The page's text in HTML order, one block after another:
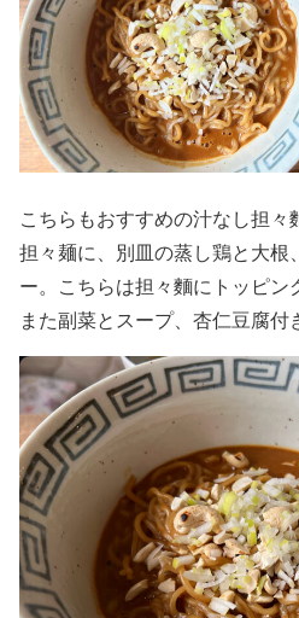
こちらもおすすめの汁なし担々
担々麺に、別皿の蒸し鶏と大根
ー。こちらは担々麵にトッピン
また副菜とスープ、杏仁豆腐付